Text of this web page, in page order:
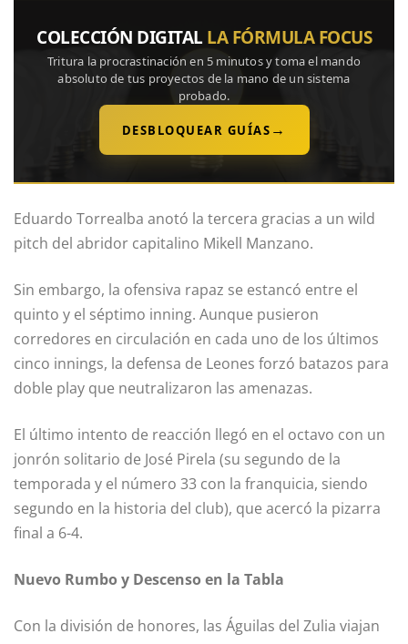
COLECCIÓN DIGITAL LA FÓRMULA FOCUS
Tritura la procrastinación en 5 minutos y toma el mando
absoluto de tus proyectos de la mano de un sistema
probado.
DESBLOQUEAR GUÍAS →
Eduardo Torrealba anotó la tercera gracias a un wild
pitch del abridor capitalino Mikell Manzano.
Sin embargo, la ofensiva rapaz se estancó entre el
quinto y el séptimo inning. Aunque pusieron
corredores en circulación en cada uno de los últimos
cinco innings, la defensa de Leones forzó batazos para
doble play que neutralizaron las amenazas.
El último intento de reacción llegó en el octavo con un
jonrón solitario de José Pirela (su segundo de la
temporada y el número 33 con la franquicia, siendo
segundo en la historia del club), que acercó la pizarra
final a 6-4.
Nuevo Rumbo y Descenso en la Tabla
Con la división de honores, las Águilas del Zulia viajan